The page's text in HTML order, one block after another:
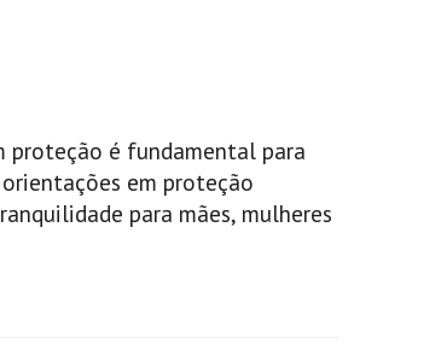
proteção é fundamental para
orientações em proteção
para mães, mulheres